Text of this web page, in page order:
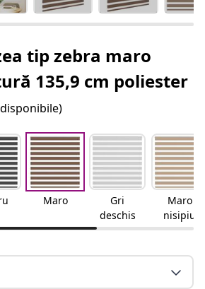
tip zebra maro
135,9 cm poliester
Maro
Gri
deschis
Maro
nisipiu